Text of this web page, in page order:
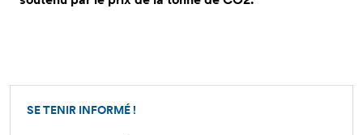
SE TENIR INFORMÉ !